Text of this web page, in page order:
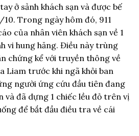
ở sảnh khách sạn và được bế
Trong ngày hôm đó, 911
của nhân viên khách sạn về 1
vi hung hăng. Điều này trùng
chứng kể với truyền thông về
Liam trước khi ngã khỏi ban
người ứng cứu đầu tiên đang
và đã dựng 1 chiếc lều đỏ trên vị
để bắt đầu điều tra về cái